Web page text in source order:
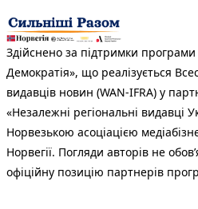
Здійснено за підтримки
Демократія», що реалізується
видавців новин (WAN-IFRA) у
«Незалежні регіональні видавці
Норвезькою асоціацією
Норвегії. Погляди авторів не
офіційну позицію партнерів